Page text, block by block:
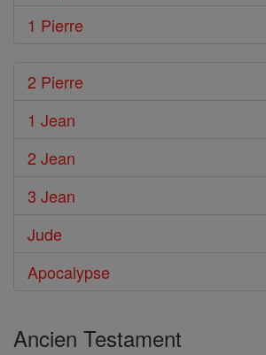
1 Pierre
2 Pierre
1 Jean
2 Jean
3 Jean
Jude
Apocalypse
Ancien Testament